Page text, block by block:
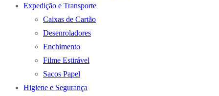
Expedição e Transporte
Caixas de Cartão
Desenroladores
Enchimento
Filme Estirável
Sacos Papel
Higiene e Segurança